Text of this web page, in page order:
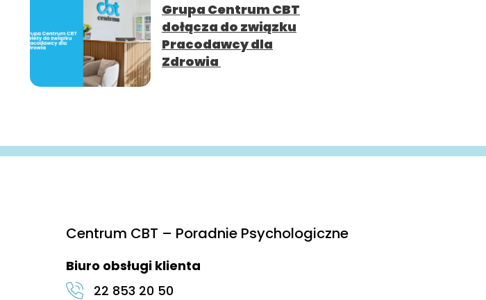
Grupa Centrum CBT
dołącza do związku
Pracodawcy dla
Zdrowia
Centrum CBT – Poradnie Psychologiczne
Biuro obsługi klienta
22 853 20 50